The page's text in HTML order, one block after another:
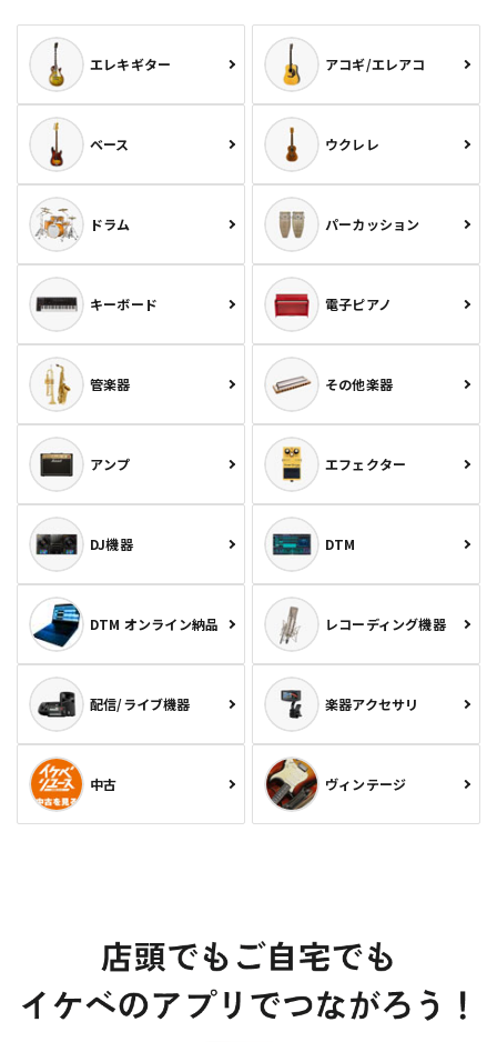
エレキギター アコギ/エレアコ
ベース ウクレレ
ドラム パーカッション
キーボード 電子ピアノ
管楽器 その他楽器
アンプ エフェクター
DJ機器 DTM
DTM オンライン納品 レコーディング機器
配信/ライブ機器 楽器アクセサリ
中古 ヴィンテージ